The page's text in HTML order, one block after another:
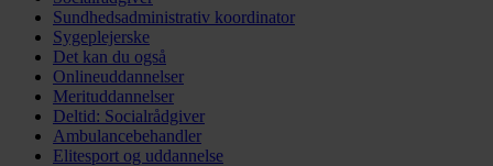
Sundhedsadministrativ koordinator
Sygeplejerske
Det kan du også
Onlineuddannelser
Merituddannelser
Deltid: Socialrådgiver
Ambulancebehandler
Elitesport og uddannelse